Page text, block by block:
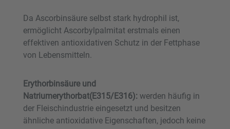
Da Ascorbinsäure selbst stark hydrophil ist,
ermöglicht Ascorbylpalmitat erstmals einen
effektiven antioxidativen Schutz in der Fettphase
von Lebensmitteln.
Erythorbinsäure und
Natriumerythorbat(E315/E316): werden häufig in
der Fleischindustrie eingesetzt und besitzen
ähnliche antioxidative Eigenschaften, jedoch keine